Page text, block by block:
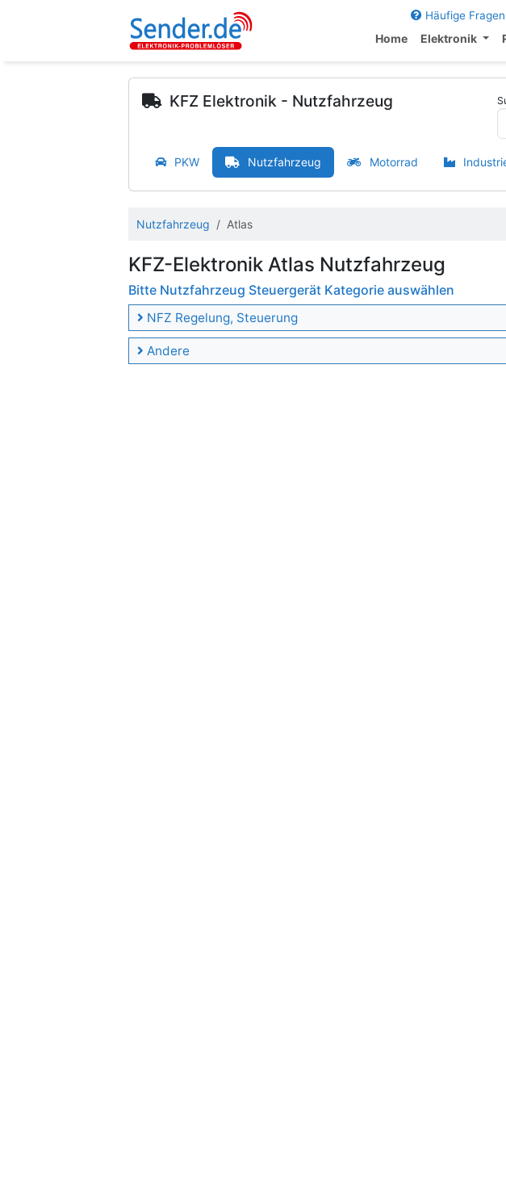
Häufige Fragen
Home Elektronik
KFZ Elektronik - Nutzfahrzeug
PKW Nutzfahrzeug Motorrad
Nutzfahrzeug Atlas
KFZ-Elektronik Atlas Nutzfahrzeug
Bitte Nutzfahrzeug Steuergerät Kategorie auswählen
NFZ Regelung, Steuerung
Andere